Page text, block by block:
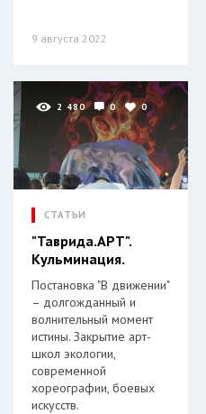
9 августа 2022
2 480 0 0
СТАТЬИ
"Таврида.АРТ".
Кульминация.
Постановка "В движении"
– долгожданный и
волнительный момент
истины. Закрытие арт-
школ экологии,
современной
хореографии, боевых
искусств.